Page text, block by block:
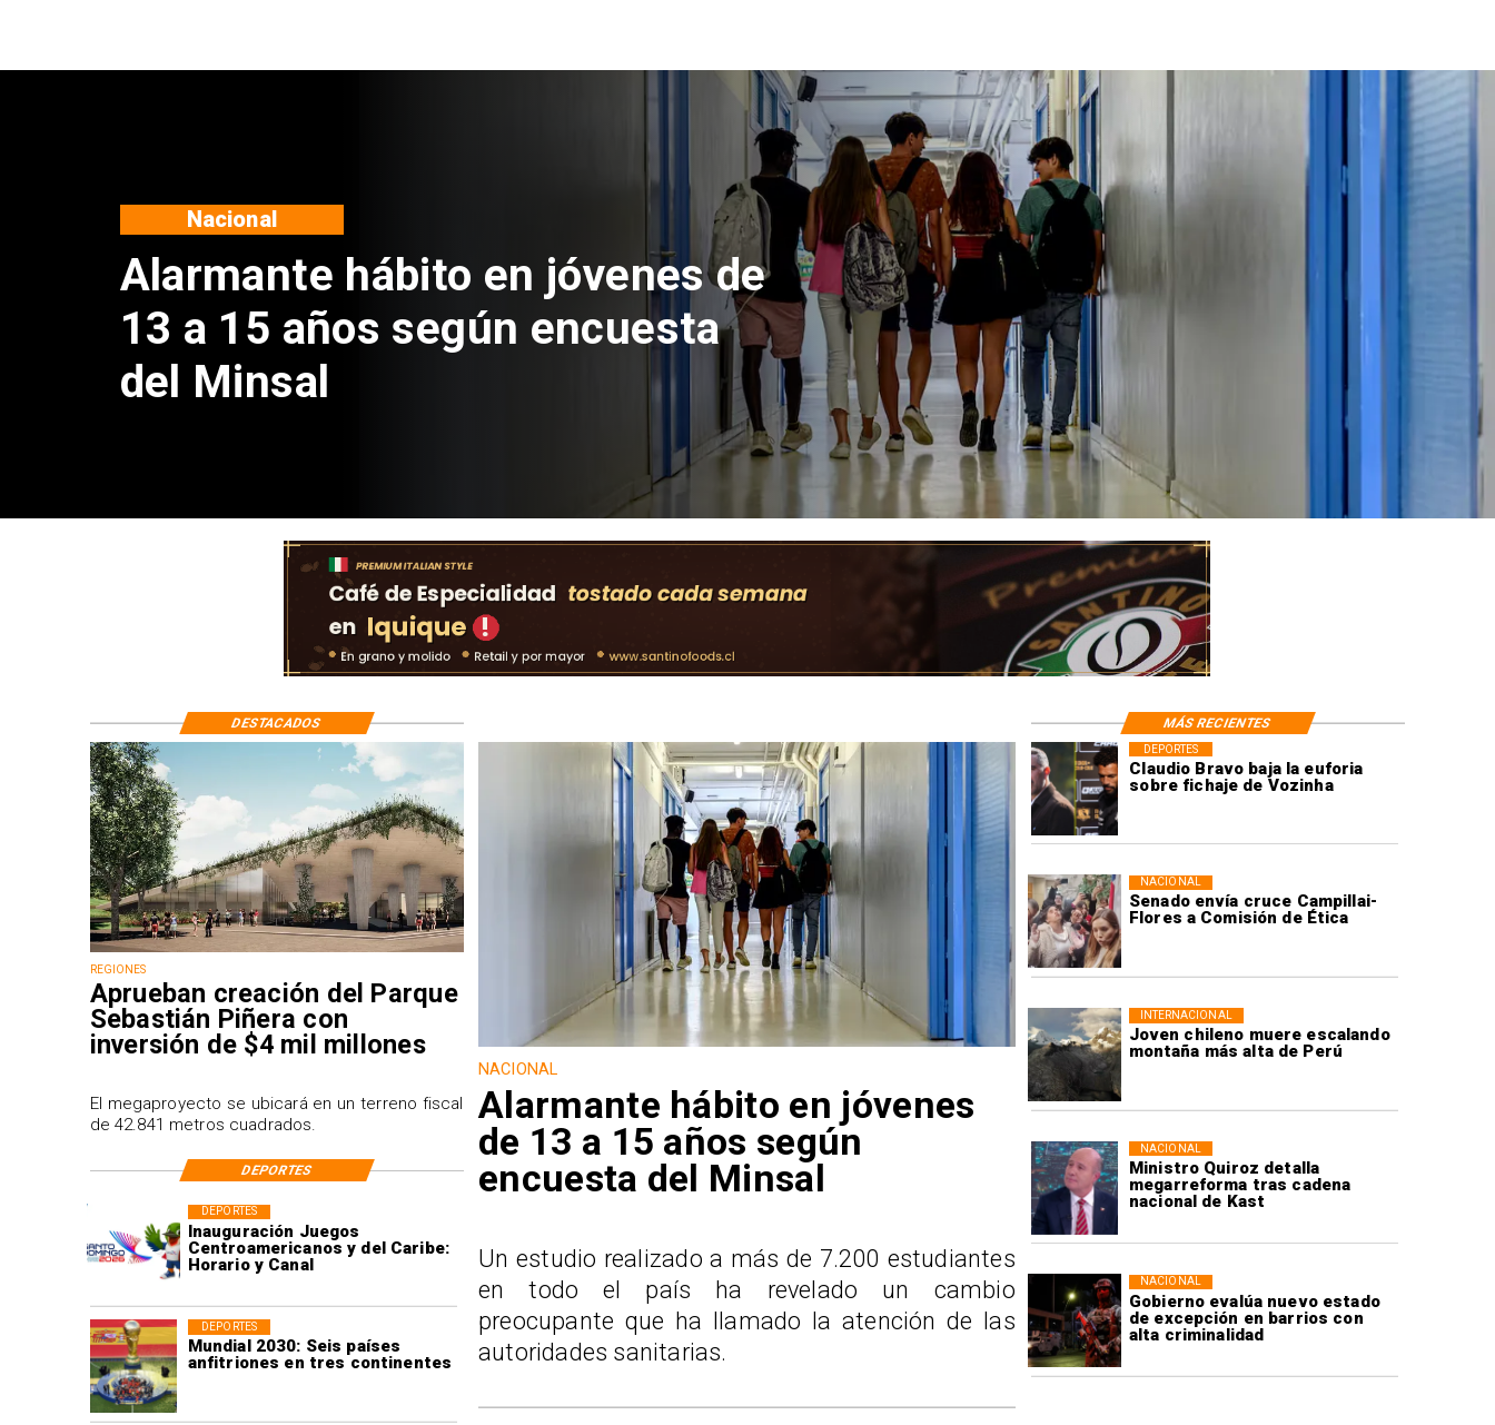
Aprueban creación del Parque
Sebastián Piñera con inversión
de $4 mil millones
Regiones
Claudio Bravo baja la euforia
sobre fichaje de Vozinha
DEPORTES
Senado envía cruce Campillai-
Flores a Comisión de Ética
NACIONAL
Joven chileno muere escalando
montaña más alta de Perú
INTERNACIONAL
Ministro Quiroz detalla
megarreforma tras cadena
nacional de Kast
NACIONAL
Gobierno evalúa nuevo estado
de excepción en barrios con
alta criminalidad
NACIONAL
Inauguración Juegos
Centroamericanos y del Caribe:
Horario y Canal
DEPORTES
Mundial 2030: Seis países
anfitriones en tres continentes
DEPORTES
REGIONES
Aprueban creación del Parque
Sebastián Piñera con
inversión de $4 mil millones
El megaproyecto se ubicará en un terreno fiscal
de 42.841 metros cuadrados.
NACIONAL
Alarmante hábito en jóvenes
de 13 a 15 años según
encuesta del Minsal
Un estudio realizado a más de 7.200 estudiantes
en todo el país ha revelado un cambio
preocupante que ha llamado la atención de las
autoridades sanitarias.
DESTACADOS MÁS RECIENTES
DEPORTES